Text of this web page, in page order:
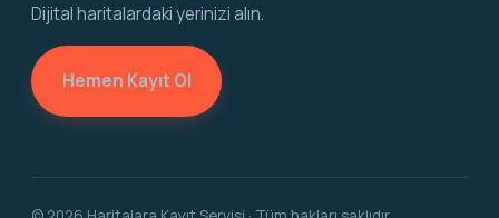
Dijital haritalardaki yerinizi alın.
Hemen Kayıt Ol